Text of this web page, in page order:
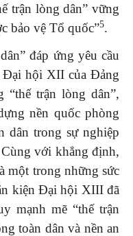
trận lòng dân” vững
bảo vệ Tổ quốc”5.
đáp ứng yêu cầu
Đại hội XII của Đảng
“thế trận lòng dân”,
nền quốc phòng
dân trong sự nghiệp
với khẳng định,
một trong những sức
kiện Đại hội XIII đã
mạnh mẽ “thế trận
toàn dân và nền an